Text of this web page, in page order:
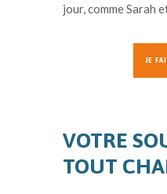
jour, comme Sarah
JE
VOTRE
TOUT